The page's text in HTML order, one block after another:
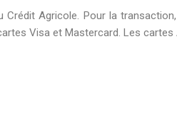
Agricole. Pour la
Visa et Mastercard. Les